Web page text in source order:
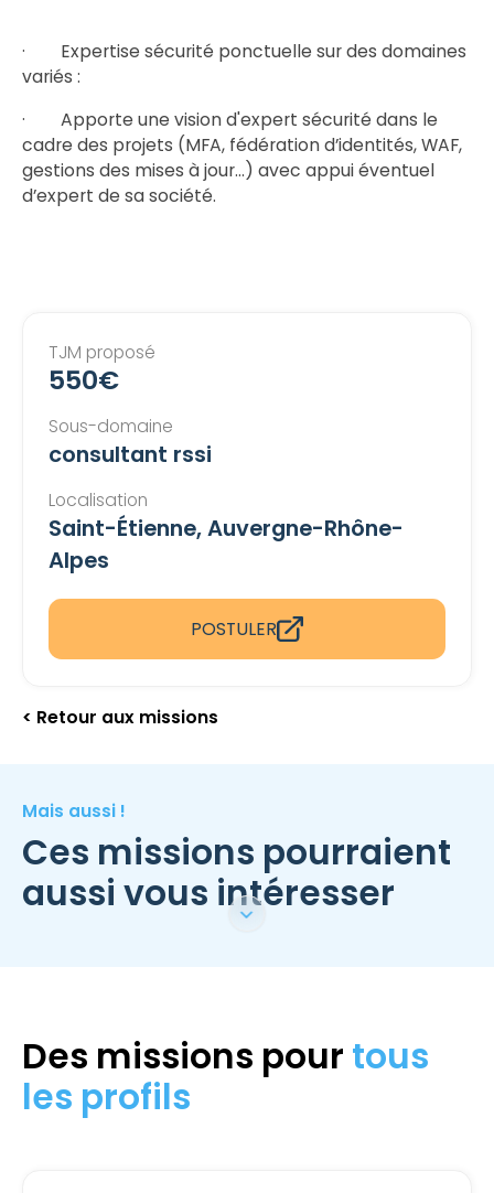
· Expertise sécurité ponctuelle sur des domaines
variés :
· Apporte une vision d'expert sécurité dans le
cadre des projets (MFA, fédération d’identités, WAF,
gestions des mises à jour…) avec appui éventuel
d’expert de sa société.
TJM proposé
550€
Sous-domaine
consultant rssi
Localisation
Saint-Étienne, Auvergne-Rhône-
Alpes
POSTULER
< Retour aux missions
Mais aussi !
Ces missions pourraient
aussi vous intéresser
Des missions pour tous
les profils